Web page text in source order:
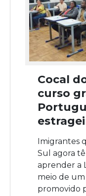
Cocal
curso
Imigrantes
Sul agora
aprender a
meio de
promovido